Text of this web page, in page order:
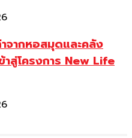
จากหอสมุดและคลัง
สู่โครงการ New Life